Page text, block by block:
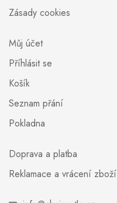
Zásady cookies
Můj účet
Příhlásit se
Košík
Seznam přání
Pokladna
Doprava a platba
Reklamace a vrácení zboží